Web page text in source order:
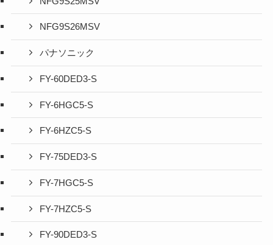
NFG9S26MSV
パナソニック
FY-60DED3-S
FY-6HGC5-S
FY-6HZC5-S
FY-75DED3-S
FY-7HGC5-S
FY-7HZC5-S
FY-90DED3-S